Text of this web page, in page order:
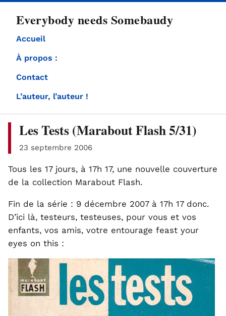
Everybody needs Somebaudy
Accueil
À propos :
Contact
L’auteur, l’auteur !
Les Tests (Marabout Flash 5/31)
23 septembre 2006
Tous les 17 jours, à 17h 17, une nouvelle couverture
de la collection Marabout Flash.
Fin de la série : 9 décembre 2007 à 17h 17 donc.
D’ici là, testeurs, testeuses, pour vous et vos
enfants, vos amis, votre entourage feast your
eyes on this :